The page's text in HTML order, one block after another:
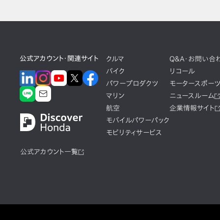
公式アカウント・関連サイト
公式アカウント一覧
クルマ
バイク
パワープロダクツ
マリン
航空
モバイルパワーパック
モビリティサービス
Q&A・お問い合
リコール
モータースポーツ
ニュースルーム
企業情報サイト